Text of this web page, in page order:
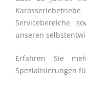
Servicebereiche
unseren
Erfahren Sie
Spezialisierungen